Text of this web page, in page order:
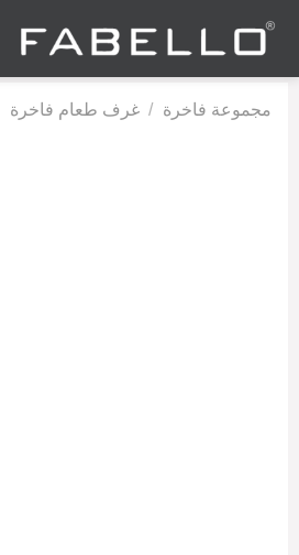
مجموعة فاخرة / غرف طعام فاخرة